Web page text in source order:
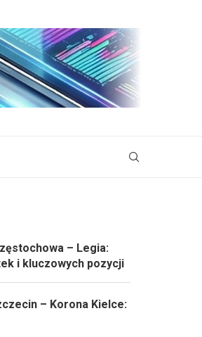
– Legia:
i kluczowych pozycji
– Korona Kielce: